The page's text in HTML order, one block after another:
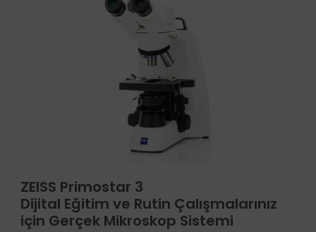
ZEISS Primostar 3
Dijital Eğitim ve Rutin Çalışmalarınız
için Gerçek Mikroskop Sistemi